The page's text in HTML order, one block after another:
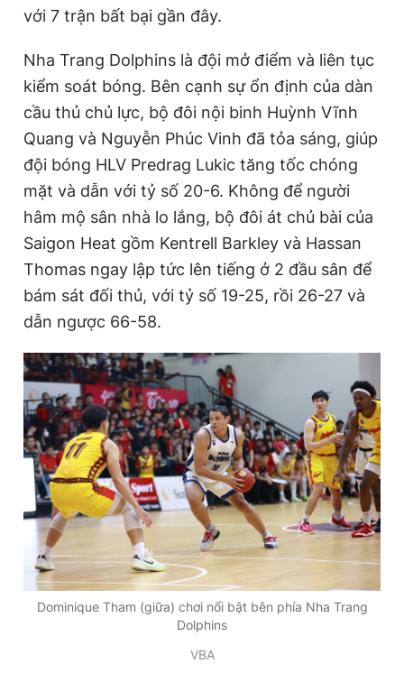
© 2003-2026 Bản quyền thuộc về Báo Thanh Niên. Cấm sao
chép dưới mọi hình thức nếu không có sự chấp thuận bằng văn
bản. Phát triển bởi ePi Technologies, JSC.
với 7 trận bất bại gần đây.
Nha Trang Dolphins là đội mở điểm và liên tục
kiểm soát bóng. Bên cạnh sự ổn định của dàn
cầu thủ chủ lực, bộ đôi nội binh Huỳnh Vĩnh
Quang và Nguyễn Phúc Vinh đã tỏa sáng, giúp
đội bóng HLV Predrag Lukic tăng tốc chóng
mặt và dẫn với tỷ số 20-6. Không để người
hâm mộ sân nhà lo lắng, bộ đôi át chủ bài của
Saigon Heat gồm Kentrell Barkley và Hassan
Thomas ngay lập tức lên tiếng ở 2 đầu sân để
bám sát đối thủ, với tỷ số 19-25, rồi 26-27 và
dẫn ngược 66-58.
Dominique Tham (giữa) chơi nổi bật bên phía Nha Trang
Dolphins
VBA